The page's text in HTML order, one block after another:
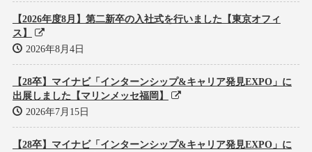
【2026年度8月】第二新卒の入社式を行いました【東京オフィ
ス】
2026年8月4日
【28卒】マイナビ「インターンシップ&キャリア発見EXPO」に
出展しました【マリンメッセ福岡】
2026年7月15日
【28卒】マイナビ「インターンシップ&キャリア発見EXPO」に